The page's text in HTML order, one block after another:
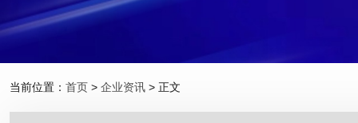
当前位置： 首页 > 企业资讯 > 正文